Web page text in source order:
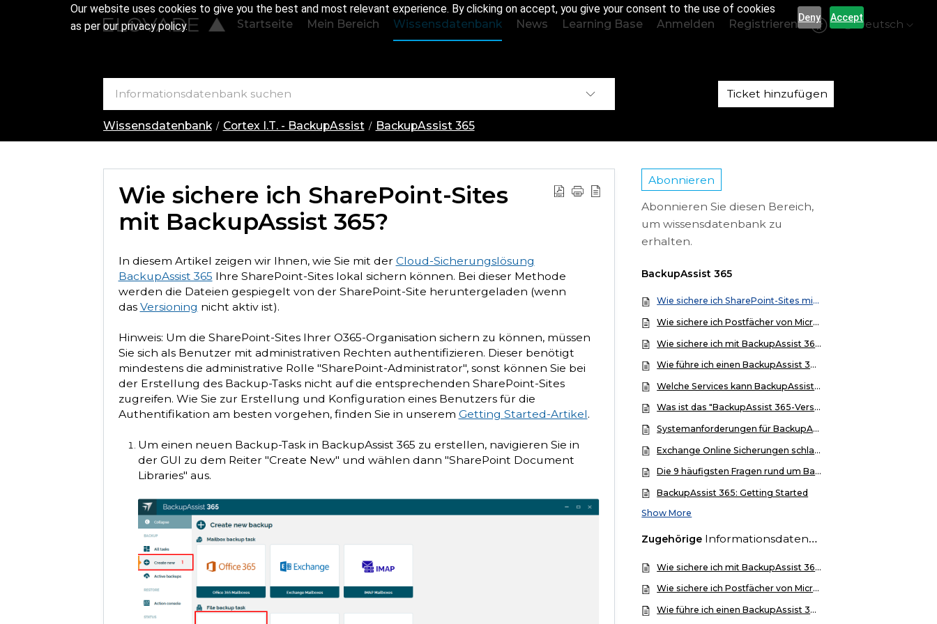
Our website uses cookies to give you the best and most relevant experience. By clicking on accept, you give your consent to the use of cookies
as per our privacy policy.
Deny Accept
Startseite Mein Bereich Wissensdatenbank News Learning Base Anmelden Registrieren Deutsch
Ticket hinzufügen
Wissensdatenbank Cortex I.T. - BackupAssist BackupAssist 365
Wie sichere ich SharePoint-Sites
mit BackupAssist 365?
In diesem Artikel zeigen wir Ihnen, wie Sie mit der Cloud-Sicherungslösung
BackupAssist 365 Ihre SharePoint-Sites lokal sichern können. Bei dieser Methode
werden die Dateien gespiegelt von der SharePoint-Site heruntergeladen (wenn
das Versioning nicht aktiv ist).
Hinweis: Um die SharePoint-Sites Ihrer O365-Organisation sichern zu können, müssen
Sie sich als Benutzer mit administrativen Rechten authentifizieren. Dieser benötigt
mindestens die administrative Rolle "SharePoint-Administrator", sonst können Sie bei
der Erstellung des Backup-Tasks nicht auf die entsprechenden SharePoint-Sites
zugreifen. Wie Sie zur Erstellung und Konfiguration eines Benutzers für die
Authentifikation am besten vorgehen, finden Sie in unserem Getting Started-Artikel.
Um einen neuen Backup-Task in BackupAssist 365 zu erstellen, navigieren Sie in
der GUI zu dem Reiter "Create New" und wählen dann "SharePoint Document
Libraries" aus.
Abonnieren
Abonnieren Sie diesen Bereich,
um wissensdatenbank zu
erhalten.
BackupAssist 365
Wie sichere ich SharePoint-Sites mit BackupAssist 365?
Wie sichere ich Postfächer von Microsoft 365 (vormals Office 365) mit BackupAssist 365?
Wie sichere ich mit BackupAssist 365 OneDrive for Business?
Wie führe ich einen BackupAssist 365-Restore durch?
Welche Services kann BackupAssist 365 sichern?
Was ist das "BackupAssist 365-Versioning" und wann sollte man es einsetzen?
Systemanforderungen für BackupAssist 365
Exchange Online Sicherungen schlagen mit BackupAssist 365 fehl
Die 9 häufigsten Fragen rund um BackupAssist 365
BackupAssist 365: Getting Started
Show More
Zugehörige Informationsdatenbank
Wie sichere ich mit BackupAssist 365 OneDrive for Business?
Wie sichere ich Postfächer von Microsoft 365 (vormals Office 365) mit BackupAssist 365?
Wie führe ich einen BackupAssist 365-Restore durch?